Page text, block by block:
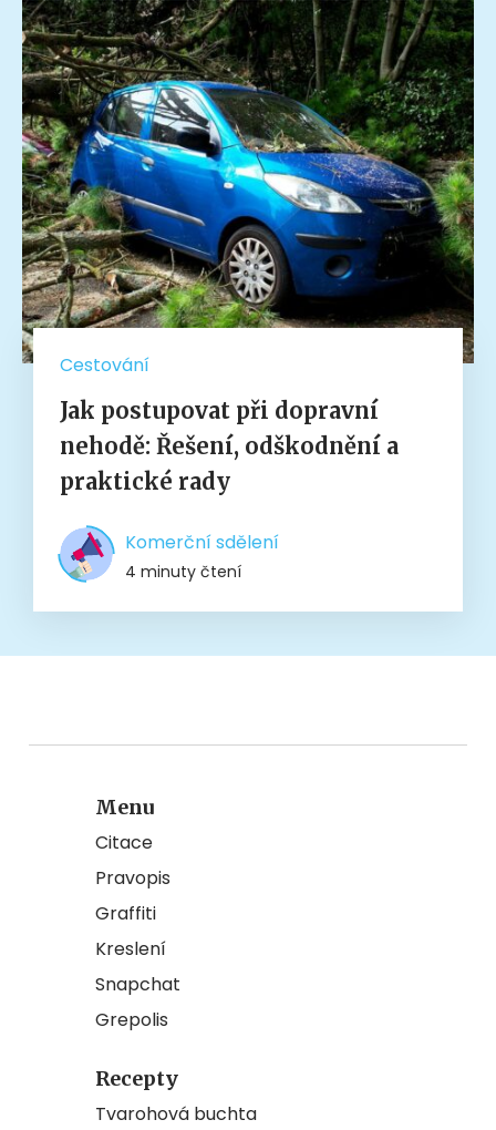
Cestování
Jak postupovat při dopravní
nehodě: Řešení, odškodnění a
praktické rady
Komerční sdělení
4 minuty čtení
Menu
Citace
Pravopis
Graffiti
Kreslení
Snapchat
Grepolis
Recepty
Tvarohová buchta